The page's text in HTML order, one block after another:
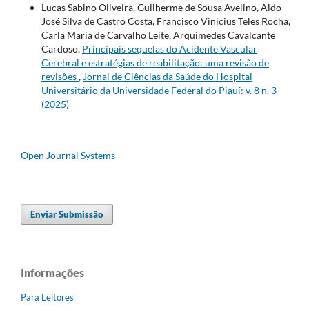
Lucas Sabino Oliveira, Guilherme de Sousa Avelino, Aldo
José Silva de Castro Costa, Francisco Vinicius Teles Rocha,
Carla Maria de Carvalho Leite, Arquimedes Cavalcante
Cardoso, Principais sequelas do Acidente Vascular
Cerebral e estratégias de reabilitação: uma revisão de
revisões, Jornal de Ciências da Saúde do Hospital
Universitário da Universidade Federal do Piauí: v. 8 n. 3
(2025)
Open Journal Systems
Enviar Submissão
Informações
Para Leitores